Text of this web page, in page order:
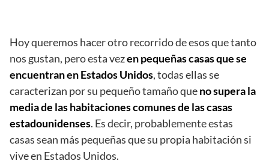
Hoy queremos hacer otro recorrido de esos que tanto
nos gustan, pero esta vezen pequeñas casas que se
encuentran en Estados Unidos, todas ellas se
caracterizan por su pequeño tamaño queno supera la
media de las habitaciones comunes de las casas
estadounidenses. Es decir, probablemente estas
casas sean más pequeñas que su propia habitación si
vive en Estados Unidos.